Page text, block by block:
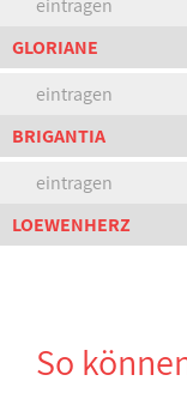
eintragen
GLORIANE
eintragen
BRIGANTIA
eintragen
LOEWENHERZ
So